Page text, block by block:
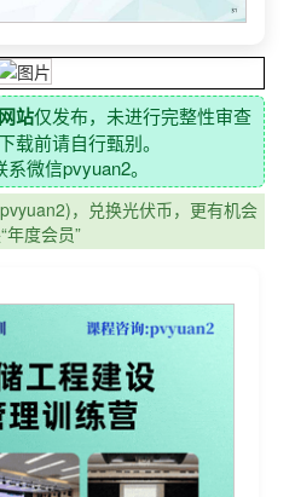
站仅发布，未进行完整性审查
载前请自行甄别。
微信pvyuan2。
，兑换光伏币，更有机会
年度会员”